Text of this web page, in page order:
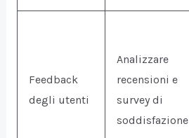
Feedback
degli utenti
Analizzare
recensioni e
survey di
soddisfazione